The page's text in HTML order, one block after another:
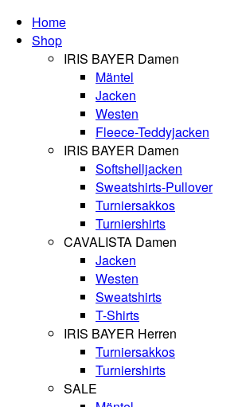
Home
Shop
IRIS BAYER Damen
Mäntel
Jacken
Westen
Fleece-Teddyjacken
IRIS BAYER Damen
Softshelljacken
Sweatshirts-Pullover
Turniersakkos
Turniershirts
CAVALISTA Damen
Jacken
Westen
Sweatshirts
T-Shirts
IRIS BAYER Herren
Turniersakkos
Turniershirts
SALE